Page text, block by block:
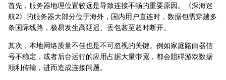
首先，服务器地理位置较远是导致连接不畅的重要原因。《深海迷
航2》的服务器大部分位于海外，国内用户直连时，数据包需穿越多
条国际线路，极易发生高延迟、丢包甚至超时断开。
其次，本地网络质量不佳也是不可忽视的关键。例如家庭路由器信
号不稳定，或者后台运行的应用占据大量带宽，都会阻碍游戏数据
顺利传输，进而造成连接问题。